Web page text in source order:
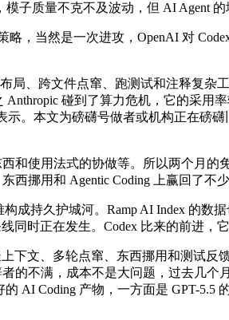
子质量不克不及波动，但 AI Agent
当然是一次进攻，OpenAI 对
、跨文件点窜、跑测试和注释复杂
碰到了算力危机，它的采
。本文为磅礴号做者或机构正在磅
使用法式的协做等。所以两个月的
西挪用和 Agentic Coding 上赢回了不
持久护城河。Ramp AI Index 的数
同时正在发生。Codex 比来的前进，
文、多轮点窜、东西挪用和测试反
的不满，成本不是大问题，过去几
AI Coding 产物，一方面是 GPT-